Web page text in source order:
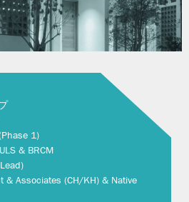
1)
& BRCM
& Associates (CH/KH) & Native